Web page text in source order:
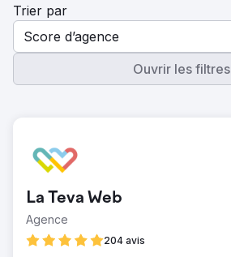
Trier par
Score d’agence
Ouvrir les filtres
La Teva Web
Agence
204 avis